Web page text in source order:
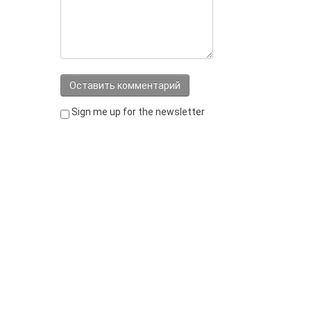
Sign me up for the newsletter